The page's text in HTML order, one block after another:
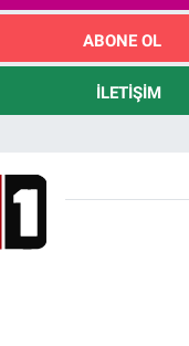
ABONE OL
İLETIŞIM